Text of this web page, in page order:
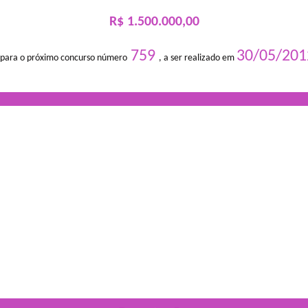
R$ 1.500.000,00
o próximo concurso número 759 , a ser realizado em 30/05/